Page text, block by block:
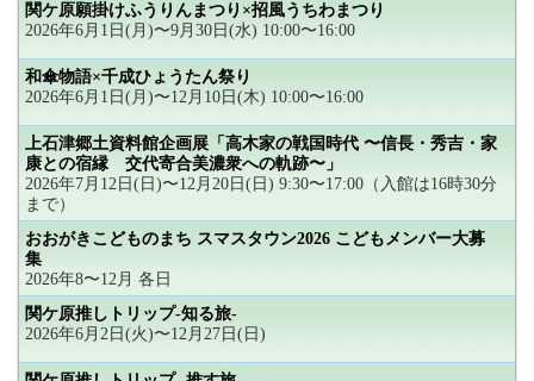
関ケ原願掛けふうりんまつり×招風うちわまつり
2026年6月1日(月)〜9月30日(水) 10:00〜16:00
和傘物語×千成ひょうたん祭り
2026年6月1日(月)〜12月10日(木) 10:00〜16:00
上石津郷土資料館企画展「高木家の戦国時代 〜信長・秀吉・家
康との宿縁 交代寄合美濃衆への軌跡〜」
2026年7月12日(日)〜12月20日(日) 9:30〜17:00（入館は16時30分
まで）
おおがきこどものまち スマスタウン2026 こどもメンバー大募
集
2026年8〜12月 各日
関ケ原推しトリップ-知る旅-
2026年6月2日(火)〜12月27日(日)